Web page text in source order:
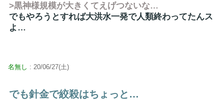
>黒神様規模が大きくてえげつないな…
でもやろうとすれば大洪水一発で人類終わってたんス
よ…
名無し : 20/06/27(土)
でも針金で絞殺はちょっと…